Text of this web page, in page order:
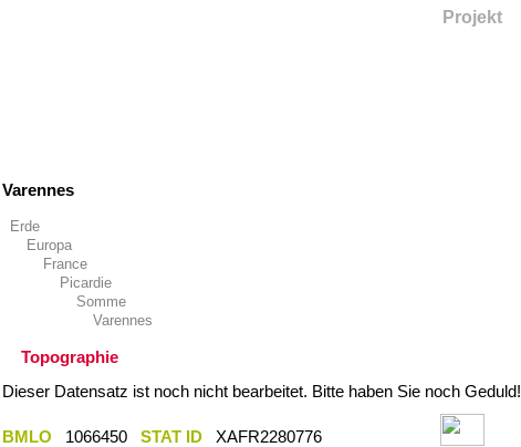
Varennes
Erde
Europa
France
Picardie
Somme
Varennes
Topographie
Dieser Datensatz ist noch nicht bearbeitet. Bitte haben Sie noch Geduld!
BMLO 1066450 STAT ID
XAFR2280776
Projekt